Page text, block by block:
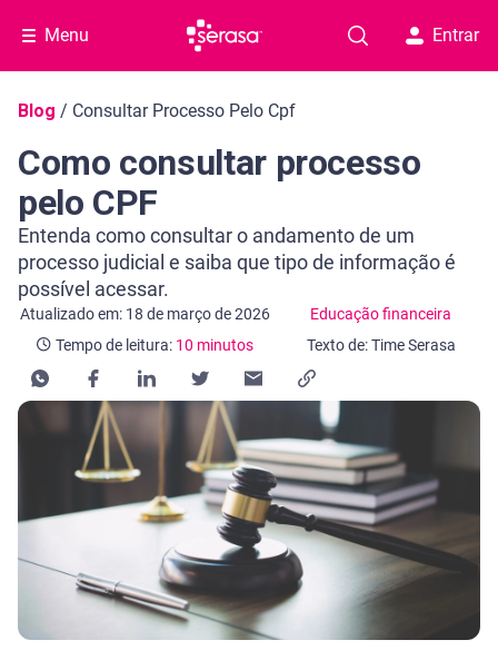
Menu Entrar
Navegação do blog
Blog / Consultar Processo Pelo Cpf
Como consultar processo
pelo CPF
Entenda como consultar o andamento de um
processo judicial e saiba que tipo de informação é
possível acessar.
Atualizado em: 18 de março de 2026 Educação financeira
Categoria Educação financeira
Tempo de leitura: 10 minutos
Tempo de leitura: 10 minutos
Texto de: Time Serasa